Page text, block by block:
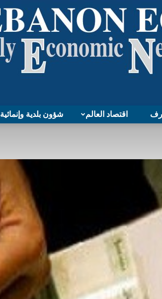
شؤون بلدية وإنمائية اقتصاد العالم